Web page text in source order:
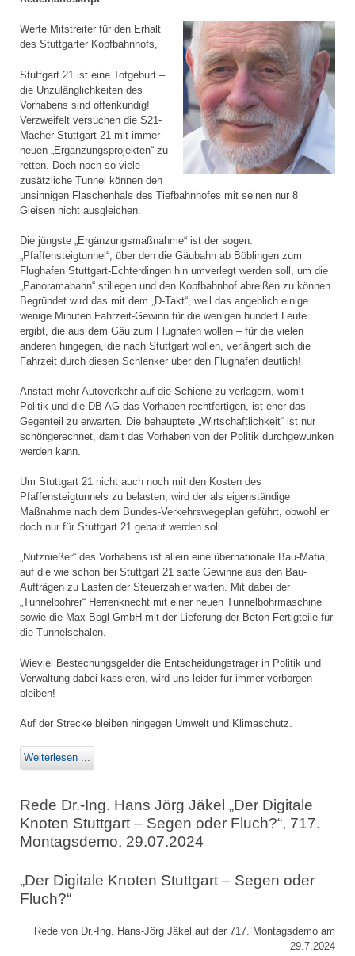
Werte Mitstreiter für den Erhalt
des Stuttgarter Kopfbahnhofs,
Stuttgart 21 ist eine Totgeburt –
die Unzulänglichkeiten des
Vorhabens sind offenkundig!
Verzweifelt versuchen die S21-
Macher Stuttgart 21 mit immer
neuen „Ergänzungsprojekten“ zu
retten. Doch noch so viele
zusätzliche Tunnel können den
unsinnigen Flaschenhals des Tiefbahnhofes mit seinen nur 8
Gleisen nicht ausgleichen.
Die jüngste „Ergänzungsmaßnahme“ ist der sogen.
„Pfaffensteigtunnel“, über den die Gäubahn ab Böblingen zum
Flughafen Stuttgart-Echterdingen hin umverlegt werden soll, um die
„Panoramabahn“ stillegen und den Kopfbahnhof abreißen zu können.
Begründet wird das mit dem „D-Takt“, weil das angeblich einige
wenige Minuten Fahrzeit-Gewinn für die wenigen hundert Leute
ergibt, die aus dem Gäu zum Flughafen wollen – für die vielen
anderen hingegen, die nach Stuttgart wollen, verlängert sich die
Fahrzeit durch diesen Schlenker über den Flughafen deutlich!
Anstatt mehr Autoverkehr auf die Schiene zu verlagern, womit
Politik und die DB AG das Vorhaben rechtfertigen, ist eher das
Gegenteil zu erwarten. Die behauptete „Wirtschaftlichkeit“ ist nur
schöngerechnet, damit das Vorhaben von der Politik durchgewunken
werden kann.
Um Stuttgart 21 nicht auch noch mit den Kosten des
Pfaffensteigtunnels zu belasten, wird der als eigenständige
Maßnahme nach dem Bundes-Verkehrswegeplan geführt, obwohl er
doch nur für Stuttgart 21 gebaut werden soll.
„Nutznießer“ des Vorhabens ist allein eine übernationale Bau-Mafia,
auf die wie schon bei Stuttgart 21 satte Gewinne aus den Bau-
Aufträgen zu Lasten der Steuerzahler warten. Mit dabei der
„Tunnelbohrer“ Herrenknecht mit einer neuen Tunnelbohrmaschine
sowie die Max Bögl GmbH mit der Lieferung der Beton-Fertigteile für
die Tunnelschalen.
Wieviel Bestechungsgelder die Entscheidungsträger in Politik und
Verwaltung dabei kassieren, wird uns leider für immer verborgen
bleiben!
Auf der Strecke bleiben hingegen Umwelt und Klimaschutz.
Weiterlesen ...
Rede Dr.-Ing. Hans Jörg Jäkel „Der Digitale
Knoten Stuttgart – Segen oder Fluch?“, 717.
Montagsdemo, 29.07.2024
„Der Digitale Knoten Stuttgart – Segen oder
Fluch?“
Rede von Dr.-Ing. Hans-Jörg Jäkel auf der 717. Montagsdemo am
29.7.2024